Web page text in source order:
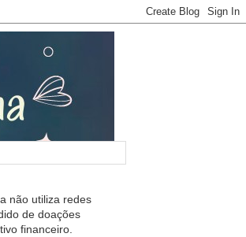
não utiliza redes
de doações
financeiro.